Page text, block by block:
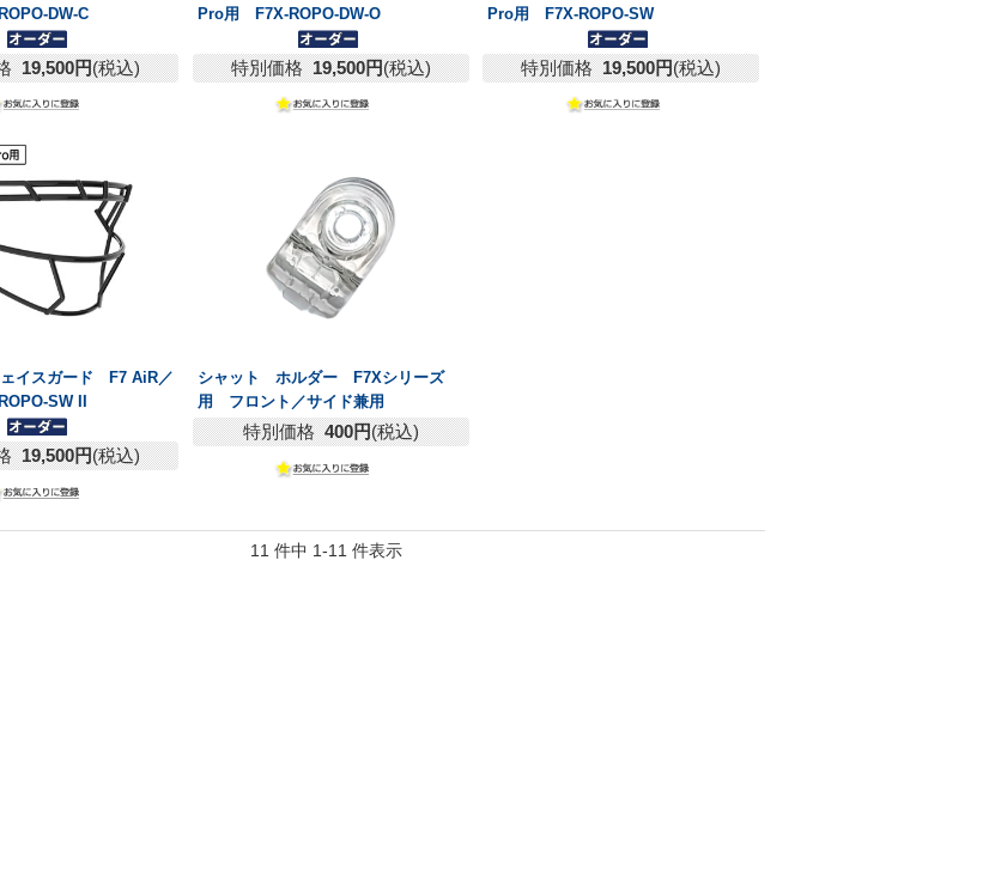
DW-C
19,500円(税込)
Pro用 F7X-ROPO-DW-O
特別価格 19,500円(税込)
Pro用 F7X-ROPO-SW
特別価格 19,500円(税込)
イスガード F7 AiR／
SW II
19,500円(税込)
シャット ホルダー F7Xシリーズ
用 フロント／サイド兼用
特別価格 400円(税込)
11 件中 1-11 件表示